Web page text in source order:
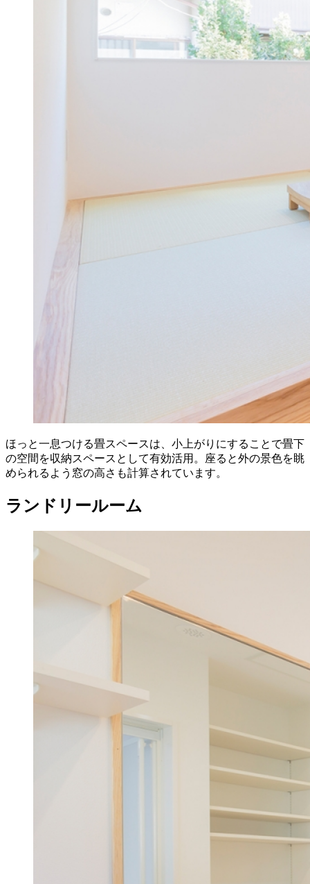
ほっと一息つける畳スペースは、小上がりにすることで畳下
の空間を収納スペースとして有効活用。座ると外の景色を眺
められるよう窓の高さも計算されています。
ランドリールーム